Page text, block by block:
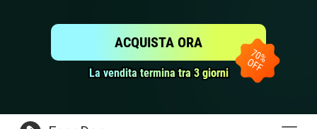
La vendita termina tra 3 giorni
La vendita termina tra 3 giorni
ACQUISTA ORA